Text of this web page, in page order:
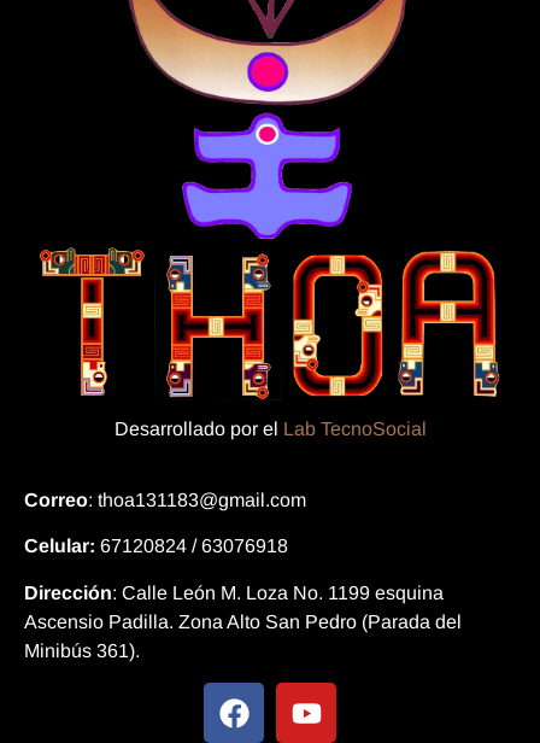
Desarrollado por el Lab TecnoSocial
Correo: thoa131183@gmail.com
Celular: 67120824 / 63076918
Dirección: Calle León M. Loza No. 1199 esquina
Ascensio Padilla. Zona Alto San Pedro (Parada del
Minibús 361).